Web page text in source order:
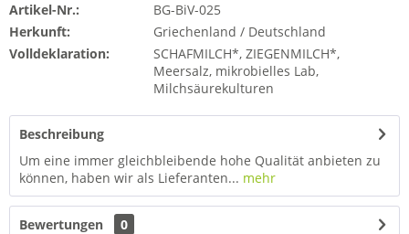
Artikel-Nr.:
BG-BiV-025
Herkunft:
Griechenland / Deutschland
Volldeklaration:
SCHAFMILCH*, ZIEGENMILCH*,
Meersalz, mikrobielles Lab,
Milchsäurekulturen
Beschreibung
Um eine immer gleichbleibende hohe Qualität anbieten zu
können, haben wir als Lieferanten... mehr
Bewertungen
0